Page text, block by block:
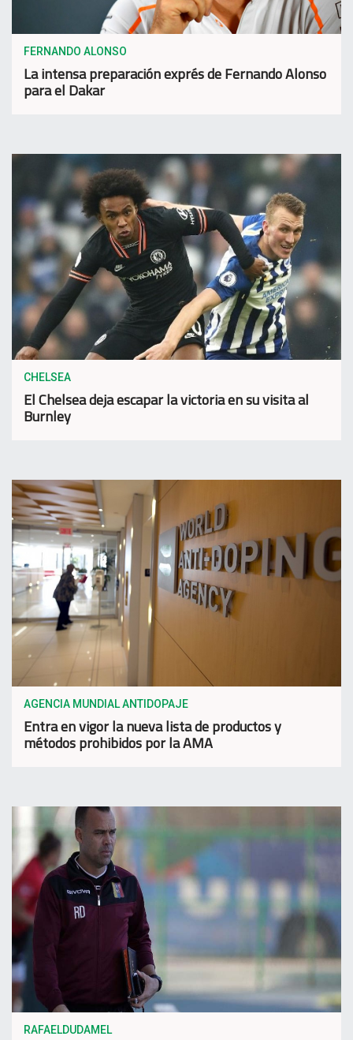
FERNANDO ALONSO
La intensa preparación exprés de Fernando Alonso
para el Dakar
CHELSEA
El Chelsea deja escapar la victoria en su visita al
Burnley
AGENCIA MUNDIAL ANTIDOPAJE
Entra en vigor la nueva lista de productos y
métodos prohibidos por la AMA
RAFAELDUDAMEL